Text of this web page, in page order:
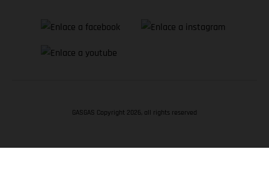
GASGAS Copyright 2026, all rights reserved